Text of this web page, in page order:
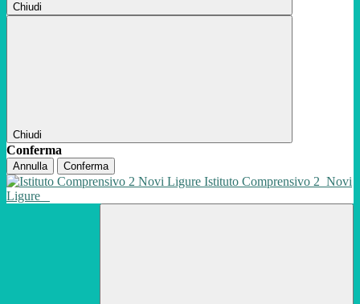
Chiudi
Chiudi
Conferma
Annulla Conferma
Istituto Comprensivo 2 Novi
Ligure